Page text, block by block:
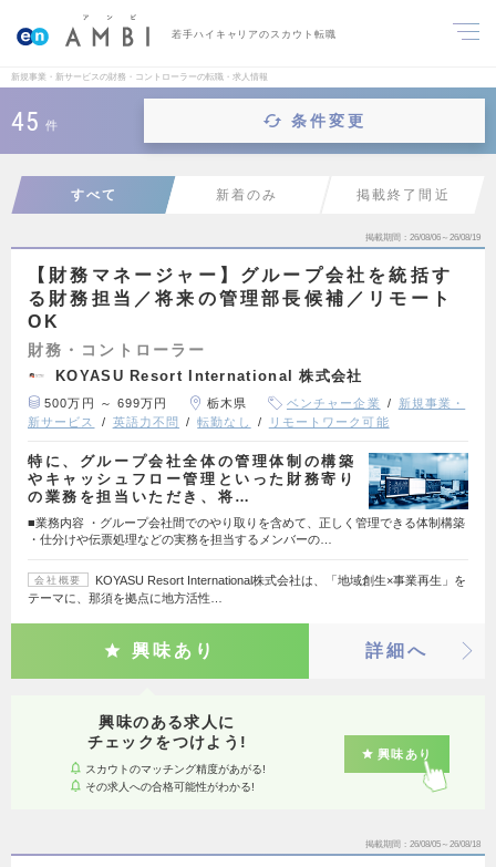
若手ハイキャリアのスカウト転職
新規事業・新サービスの財務・コントローラーの転職・求人情報
45 件 条件変更
すべて 新着のみ 掲載終了間近
掲載期間 26/08/06～26/08/19
【財務マネージャー】グループ会社を統括す
る財務担当／将来の管理部長候補／リモート
OK
財務・コントローラー
KOYASU Resort International 株式会社
500万円 ～ 699万円 栃木県 ベンチャー企業
新規事業・
新サービス
英語力不問 転勤なし リモートワーク可能
特に、グループ会社全体の管理体制の構築
やキャッシュフロー管理といった財務寄り
の業務を担当いただき、将…
■業務内容 ・グループ会社間でのやり取りを含めて、正しく管理できる体制構築
・仕分けや伝票処理などの実務を担当するメンバーの…
会社概要
KOYASU Resort International株式会社は、「地域創生×事業再生」を
テーマに、那須を拠点に地方活性…
興味あり 詳細へ
興味のある求人に
チェックをつけよう!
スカウトのマッチング精度があがる!
その求人への合格可能性がわかる!
興味あり
掲載期間 26/08/05～26/08/18